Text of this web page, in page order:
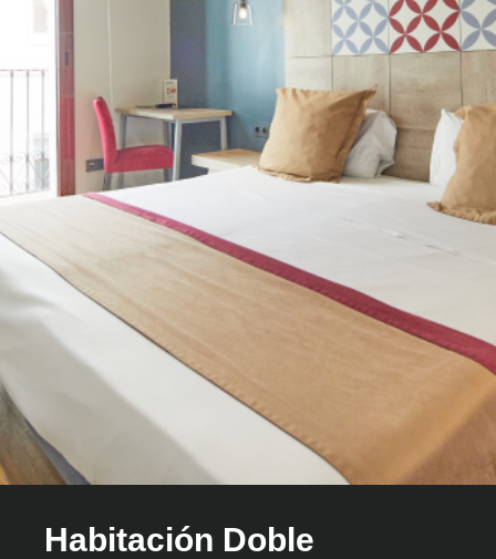
Habitación Doble